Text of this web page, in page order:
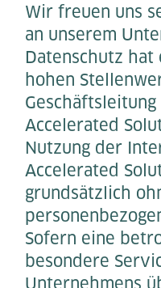
Wir freuen uns
an unserem
Datenschutz hat
hohen
Geschäftsleitung
Accelerated
Nutzung der
Accelerated
grundsätzlich
Sofern eine
besondere